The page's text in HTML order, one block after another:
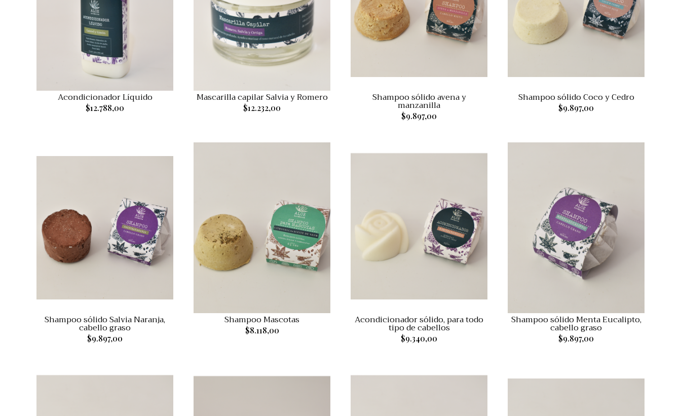
Acondicionador Líquido
$12.788,00
Mascarilla capilar Salvia y Romero
$12.232,00
Shampoo sólido avena y
manzanilla
$9.897,00
Shampoo sólido Coco y Cedro
$9.897,00
Shampoo sólido Salvia Naranja,
cabello graso
$9.897,00
Shampoo Mascotas
$8.118,00
Acondicionador sólido, para todo
tipo de cabellos
$9.340,00
Shampoo sólido Menta Eucalipto,
cabello graso
$9.897,00